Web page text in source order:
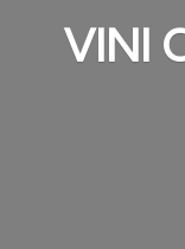
VINI